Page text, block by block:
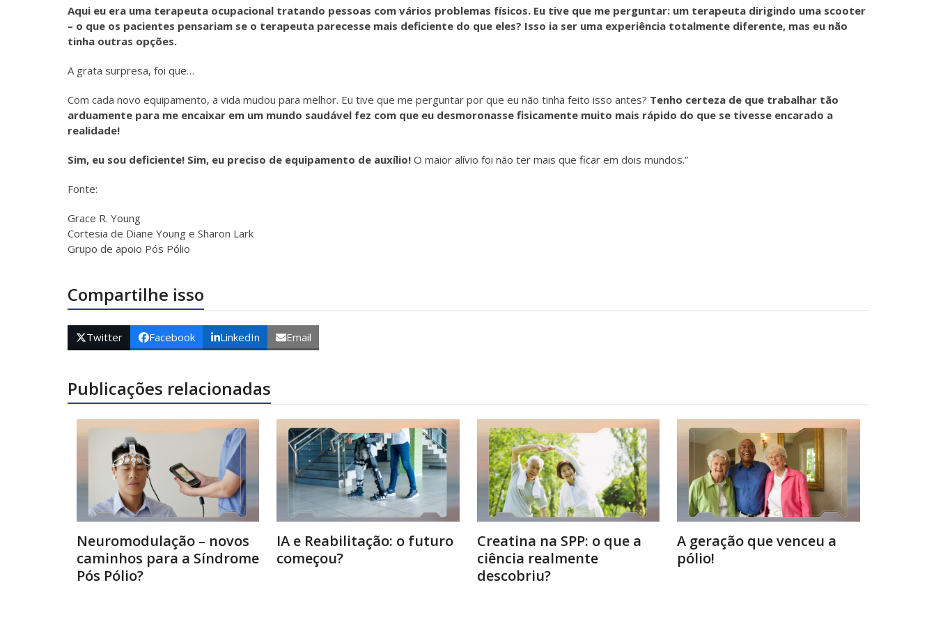
Aqui eu era uma terapeuta ocupacional tratando pessoas com vários problemas físicos. Eu tive que me perguntar: um terapeuta dirigindo uma scooter
– o que os pacientes pensariam se o terapeuta parecesse mais deficiente do que eles? Isso ia ser uma experiência totalmente diferente, mas eu não
tinha outras opções.
A grata surpresa, foi que…
Com cada novo equipamento, a vida mudou para melhor. Eu tive que me perguntar por que eu não tinha feito isso antes? Tenho certeza de que trabalhar tão
arduamente para me encaixar em um mundo saudável fez com que eu desmoronasse fisicamente muito mais rápido do que se tivesse encarado a
realidade!
Sim, eu sou deficiente! Sim, eu preciso de equipamento de auxílio! O maior alívio foi não ter mais que ficar em dois mundos.”
Fonte:
Grace R. Young
Cortesia de Diane Young e Sharon Lark
Grupo de apoio Pós Pólio
Compartilhe isso
Twitter Facebook LinkedIn Email
Publicações relacionadas
Neuromodulação – novos
caminhos para a Síndrome
Pós Pólio?
IA e Reabilitação: o futuro
começou?
Creatina na SPP: o que a
ciência realmente
descobriu?
A geração que venceu a
pólio!